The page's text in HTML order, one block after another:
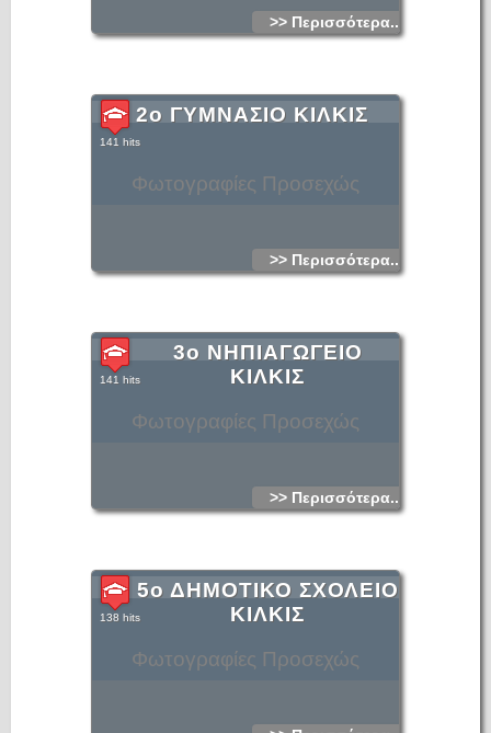
>> Περισσότερα...
Φωτογραφίες Προσεχώς
2ο ΓΥΜΝΑΣΙΟ ΚΙΛΚΙΣ
141 hits
>> Περισσότερα...
Φωτογραφίες Προσεχώς
3ο ΝΗΠΙΑΓΩΓΕΙΟ
ΚΙΛΚΙΣ
141 hits
>> Περισσότερα...
Φωτογραφίες Προσεχώς
5ο ΔΗΜΟΤΙΚΟ ΣΧΟΛΕΙΟ
ΚΙΛΚΙΣ
138 hits